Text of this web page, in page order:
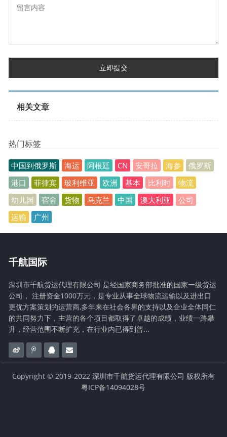
立即提交
相关文章
热门标签
中国到俄罗斯 海运 阿根廷 CN 安哥拉 海参
俄罗斯
港口
菲律宾 玻利维亚 欧洲 基本 比利时
物流
幼儿园
宿舍 货物 乌克兰 中国 澳大利亚
公司
运输
广州
千航国际
深圳市千航货运代理有限公司 是经国家商务部批准的国家一级货运
公司， 注册资金1000万元，是专业从事全球物流运输以及进出口
更优方案策划的运营商,多年来在社会各界的支持以及企业全体同仁
的共同努力下，主营的各个项目都取得了卓越的成绩，业绩一路攀
升，经营范围不断扩充，在行业内已得到普...
Copyright © 2019-2022 深圳市千航货运代理有限公司 版权所有
粤ICP备14094028号